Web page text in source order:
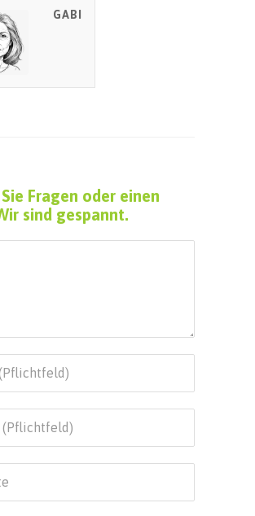
RATING
GABI
Fragen oder einen
sind gespannt.